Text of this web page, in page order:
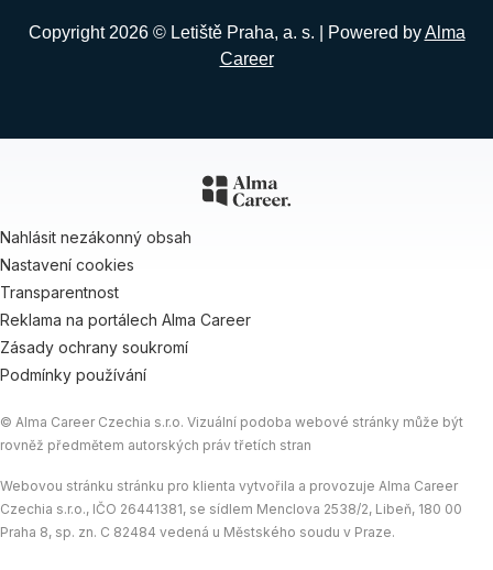
Copyright 2026 © Letiště Praha, a. s. | Powered byAlma
Career
Nahlásit nezákonný obsah
Nastavení cookies
Transparentnost
Reklama na portálech Alma Career
Zásady ochrany soukromí
Podmínky používání
© Alma Career Czechia s.r.o. Vizuální podoba webové stránky může být
rovněž předmětem autorských práv třetích stran
Webovou stránku stránku pro klienta vytvořila a provozuje Alma Career
Czechia s.r.o., IČO 26441381, se sídlem Menclova 2538/2, Libeň, 180 00
Praha 8, sp. zn. C 82484 vedená u Městského soudu v Praze.